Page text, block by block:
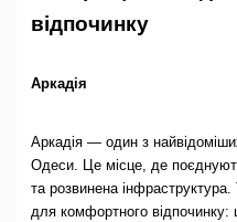
відпочинку
Аркадія
Аркадія — один з
Одеси. Це місце, де
та розвинена
для комфортного